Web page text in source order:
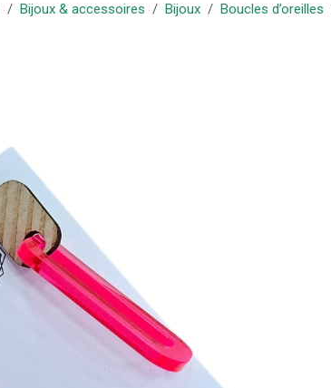
Bijoux & accessoires Bijoux Boucles d’oreilles